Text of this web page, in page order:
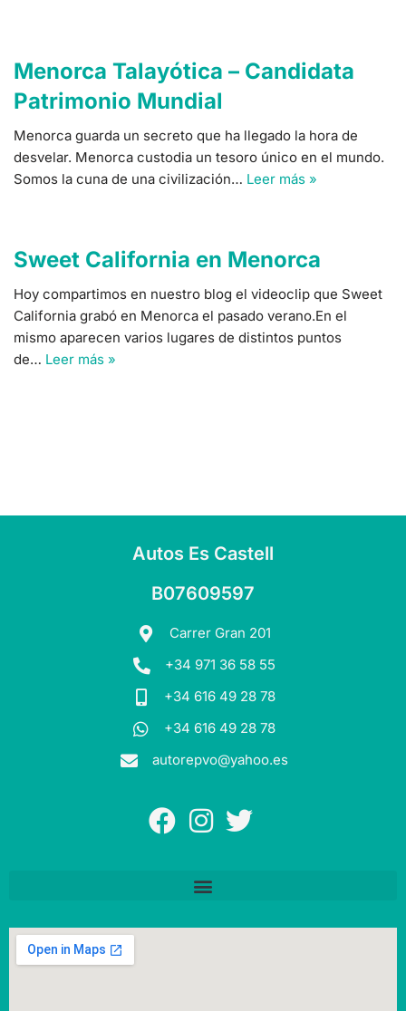
Menorca Talayótica – Candidata
Patrimonio Mundial
Menorca guarda un secreto que ha llegado la hora de
desvelar. Menorca custodia un tesoro único en el mundo.
Somos la cuna de una civilización… Leer más »
Sweet California en Menorca
Hoy compartimos en nuestro blog el videoclip que Sweet
California grabó en Menorca el pasado verano.En el
mismo aparecen varios lugares de distintos puntos
de… Leer más »
Autos Es Castell
B07609597
Carrer Gran 201
+34 971 36 58 55
+34 616 49 28 78
+34 616 49 28 78
autorepvo@yahoo.es